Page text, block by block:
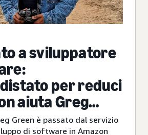
a sviluppatore
per reduci
aiuta Greg
Green è passato dal servizio
di software in Amazon